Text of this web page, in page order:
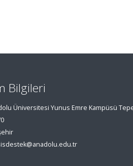
Bilgileri
Üniversitesi Yunus Emre Kampüsü